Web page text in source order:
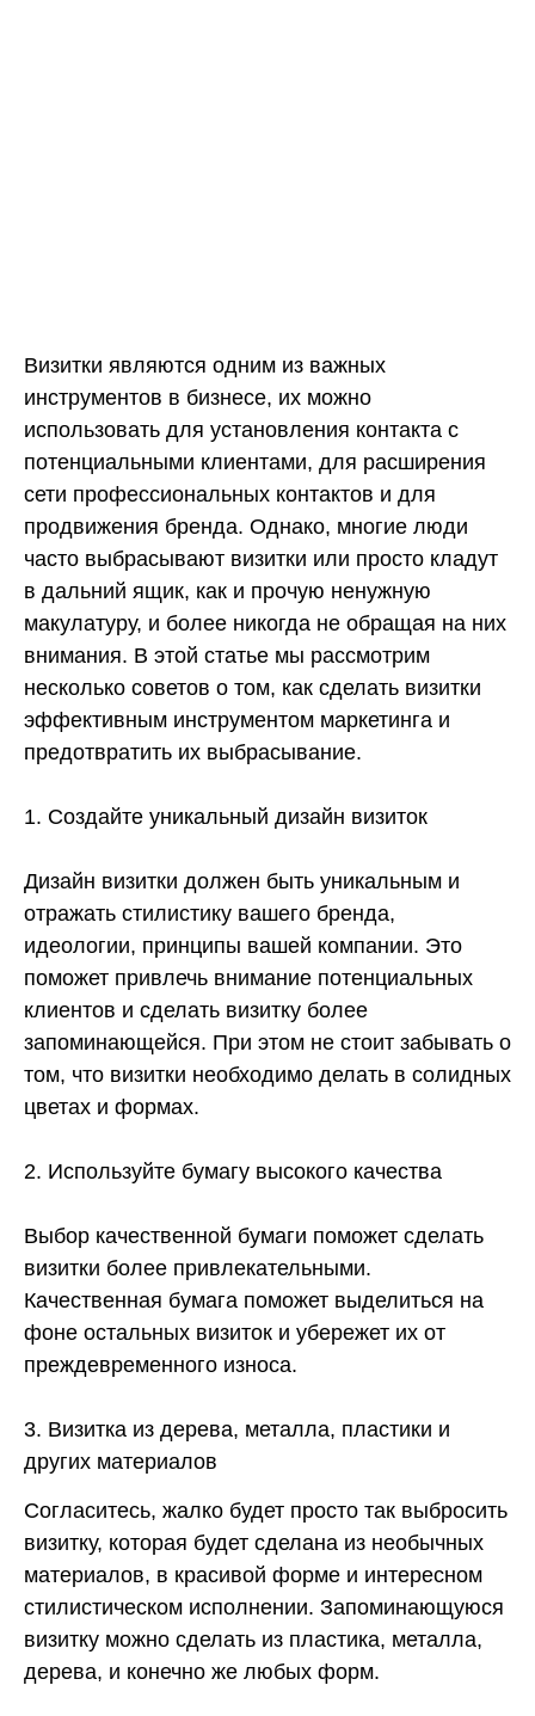
Визитки являются одним из важных
инструментов в бизнесе, их можно
использовать для установления контакта с
потенциальными клиентами, для расширения
сети профессиональных контактов и для
продвижения бренда. Однако, многие люди
часто выбрасывают визитки или просто кладут
в дальний ящик, как и прочую ненужную
макулатуру, и более никогда не обращая на них
внимания. В этой статье мы рассмотрим
несколько советов о том, как сделать визитки
эффективным инструментом маркетинга и
предотвратить их выбрасывание.
1. Создайте уникальный дизайн визиток
Дизайн визитки должен быть уникальным и
отражать стилистику вашего бренда,
идеологии, принципы вашей компании. Это
поможет привлечь внимание потенциальных
клиентов и сделать визитку более
запоминающейся. При этом не стоит забывать о
том, что визитки необходимо делать в солидных
цветах и формах.
2. Используйте бумагу высокого качества
Выбор качественной бумаги поможет сделать
визитки более привлекательными.
Качественная бумага поможет выделиться на
фоне остальных визиток и убережет их от
преждевременного износа.
3. Визитка из дерева, металла, пластики и
других материалов
Согласитесь, жалко будет просто так выбросить
визитку, которая будет сделана из необычных
материалов, в красивой форме и интересном
стилистическом исполнении. Запоминающуюся
визитку можно сделать из пластика, металла,
дерева, и конечно же любых форм.